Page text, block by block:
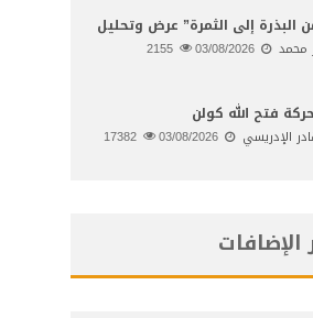
البذرة إلى الثمرة” عرض وتحليل
محمد 03/08/2026
فتح الله كولن
الإدريسي 03/08/2026
الإضافات